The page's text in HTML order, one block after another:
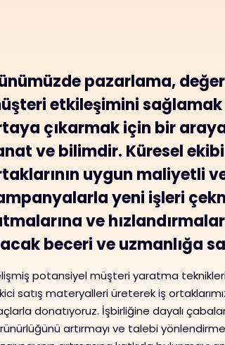
pazarlama,
etkileşimini
çıkarmak için bir
ve bilimdir. Küresel
uygun maliyetli
yeni işleri
ve
beceri ve uzmanlığa
potansiyel müşteri yaratma
satış materyalleri üreterek iş
donatıyoruz. İşbirliğine dayalı
artırmayı ve talebi